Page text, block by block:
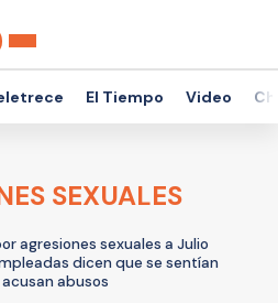
El Tiempo Video
SEXUALES
agresiones sexuales a Julio
dicen que se sentían
acusan abusos